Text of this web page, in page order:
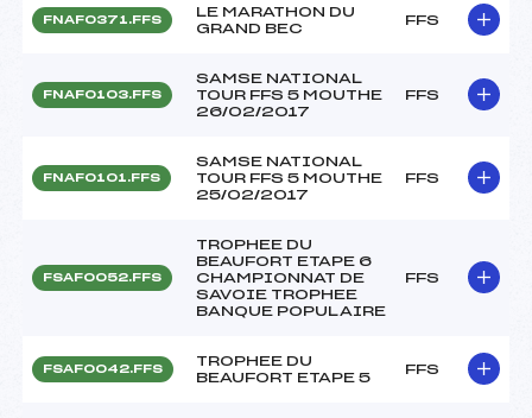
FNAF0371.FFS
LE MARATHON DU
GRAND BEC
FFS
FNAF0103.FFS
SAMSE NATIONAL
TOUR FFS 5 MOUTHE
26/02/2017
FFS
FNAF0101.FFS
SAMSE NATIONAL
TOUR FFS 5 MOUTHE
25/02/2017
FFS
FSAF0052.FFS
TROPHEE DU
BEAUFORT ETAPE 6
CHAMPIONNAT DE
SAVOIE TROPHEE
BANQUE POPULAIRE
FFS
FSAF0042.FFS
TROPHEE DU
BEAUFORT ETAPE 5
FFS